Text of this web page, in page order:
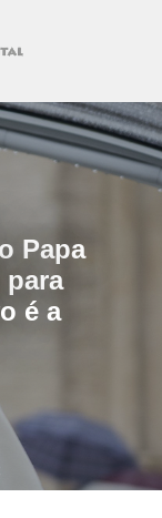
Papa
é a